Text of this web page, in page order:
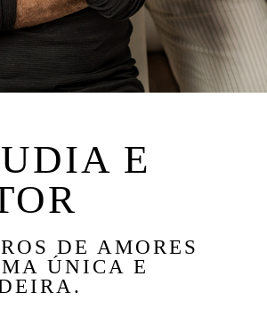
E
DE AMORES
ÚNICA E